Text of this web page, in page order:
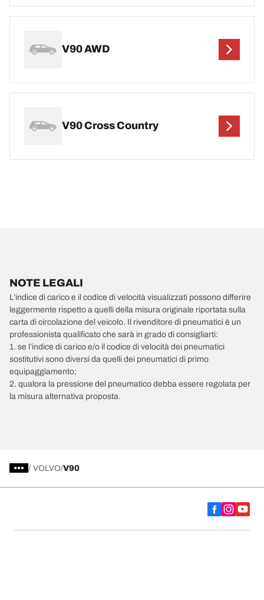
V90 AWD
V90 Cross Country
NOTE LEGALI
L’indice di carico e il codice di velocità visualizzati possono differire
leggermente rispetto a quelli della misura originale riportata sulla
carta di circolazione del veicolo. Il rivenditore di pneumatici è un
professionista qualificato che sarà in grado di consigliarti:
1. se l’indice di carico e/o il codice di velocità dei pneumatici
sostitutivi sono diversi da quelli dei pneumatici di primo
equipaggiamento;
2. qualora la pressione del pneumatico debba essere regolata per
la misura alternativa proposta.
/ VOLVO V90